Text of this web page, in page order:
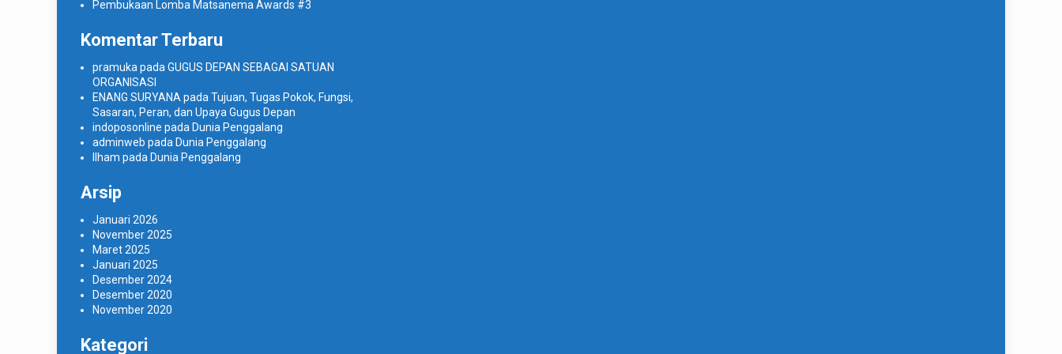
Pembukaan Lomba Matsanema Awards #3
Komentar Terbaru
pramuka pada GUGUS DEPAN SEBAGAI SATUAN
ORGANISASI
ENANG SURYANA pada Tujuan, Tugas Pokok, Fungsi,
Sasaran, Peran, dan Upaya Gugus Depan
indoposonline pada Dunia Penggalang
adminweb pada Dunia Penggalang
Ilham pada Dunia Penggalang
Arsip
Januari 2026
November 2025
Maret 2025
Januari 2025
Desember 2024
Desember 2020
November 2020
Kategori